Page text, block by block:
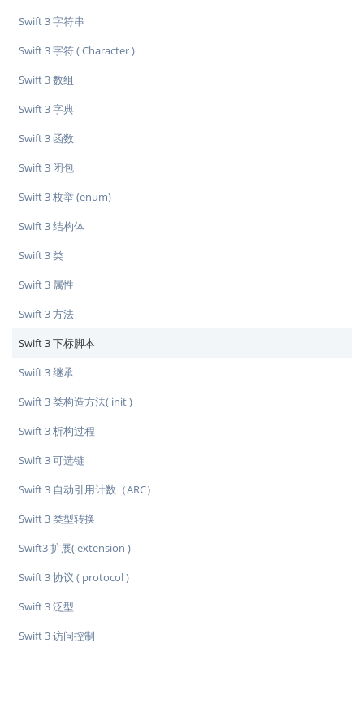
Swift 3 字符串
Swift 3 字符 ( Character )
Swift 3 数组
Swift 3 字典
Swift 3 函数
Swift 3 闭包
Swift 3 枚举 (enum)
Swift 3 结构体
Swift 3 类
Swift 3 属性
Swift 3 方法
Swift 3 下标脚本
Swift 3 继承
Swift 3 类构造方法( init )
Swift 3 析构过程
Swift 3 可选链
Swift 3 自动引用计数（ARC）
Swift 3 类型转换
Swift3 扩展( extension )
Swift 3 协议 ( protocol )
Swift 3 泛型
Swift 3 访问控制